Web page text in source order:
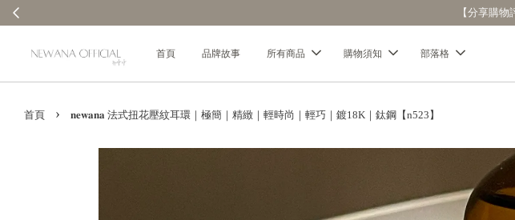
【分享購
首頁 品牌故事 所有商品 購物須知 部落格
首頁 › 𝐧𝐞𝐰𝐚𝐧𝐚 法式扭花壓紋耳環｜極簡｜精緻｜輕時尚｜輕巧｜鍍18K｜鈦鋼【n523】